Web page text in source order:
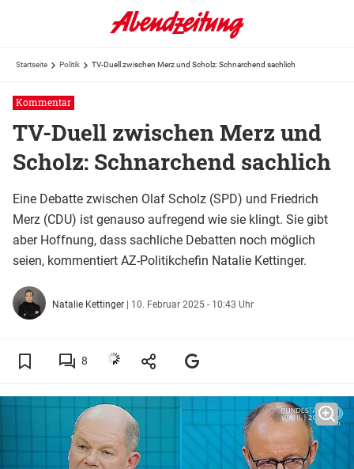
Startseite Politik TV-Duell zwischen Merz und Scholz: Schnarchend sachlich
Kommentar
TV-Duell zwischen Merz und
Scholz: Schnarchend sachlich
Eine Debatte zwischen Olaf Scholz (SPD) und Friedrich
Merz (CDU) ist genauso aufregend wie sie klingt. Sie gibt
aber Hoffnung, dass sachliche Debatten noch möglich
seien, kommentiert AZ-Politikchefin Natalie Kettinger.
Natalie Kettinger | 10. Februar 2025 - 10:43 Uhr
8